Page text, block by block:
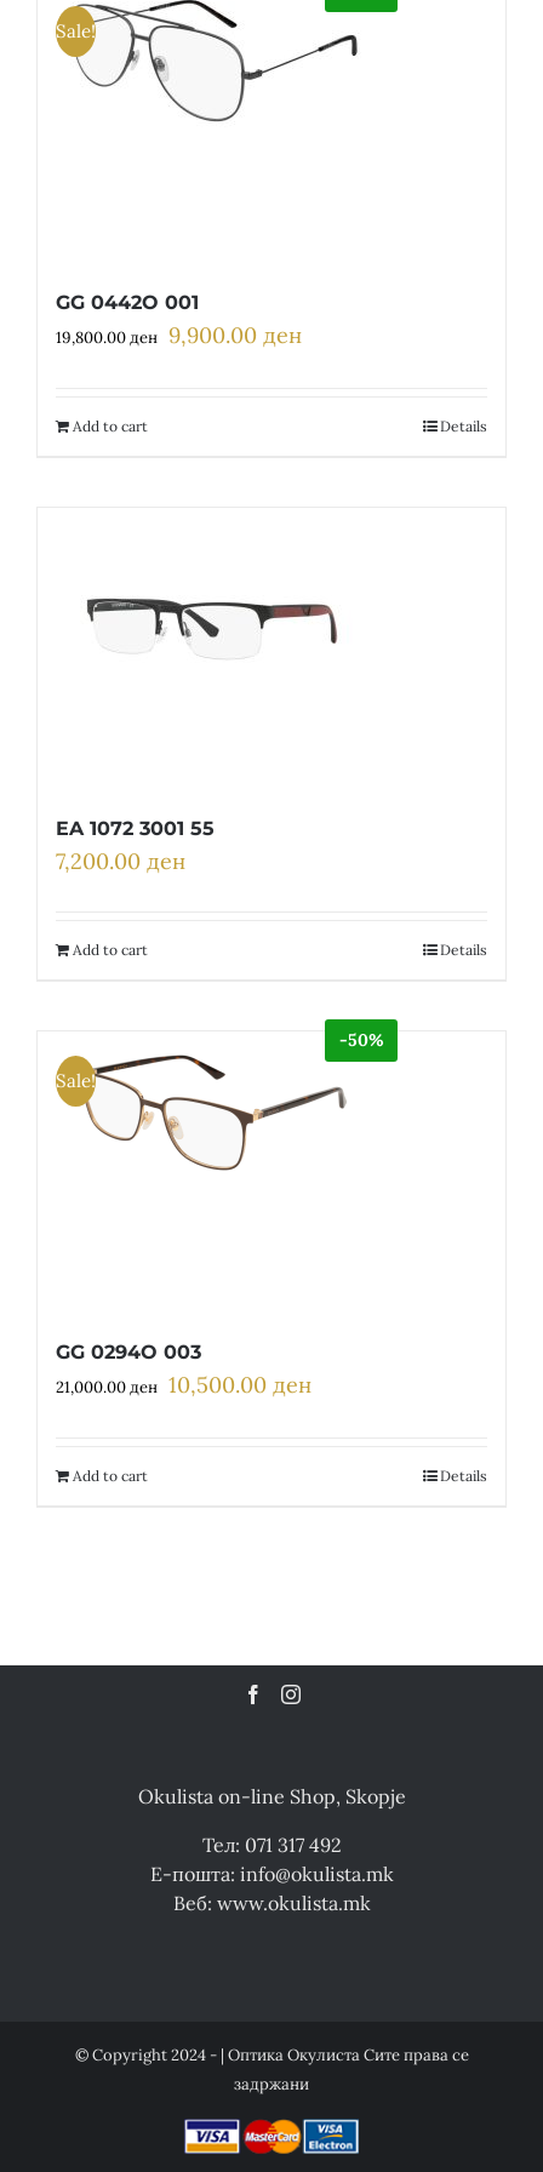
Sale!
GG 0442O 001
19,800.00ден Original
9,900.00 денCurrent
9,900.00 ден.
Add to cart Details
EA 1072 3001 55
7,200.00 ден
Add to cart Details
Sale!
-50%
GG 0294O 003
21,000.00ден Original
10,500.00 денCurrent
10,500.00 ден.
Add to cart Details
Okulista on-line Shop, Skopje
Тел: 071 317 492
Е-пошта: info@okulista.mk
Веб: www.okulista.mk
© Copyright 2024 - | Оптика Окулиста Сите права се
задржани